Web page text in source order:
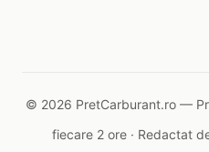
© 2026 PretCarburant.ro —
fiecare 2 ore · Redactat